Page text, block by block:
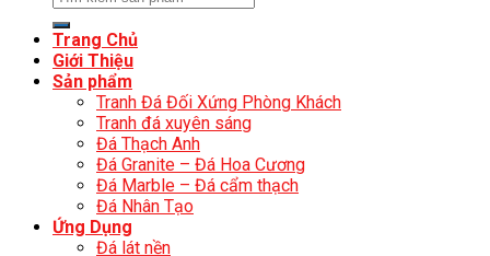
Trang Chủ
Giới Thiệu
Sản phẩm
Tranh Đá Đối Xứng Phòng Khách
Tranh đá xuyên sáng
Đá Thạch Anh
Đá Granite – Đá Hoa Cương
Đá Marble – Đá cẩm thạch
Đá Nhân Tạo
Ứng Dụng
Đá lát nền